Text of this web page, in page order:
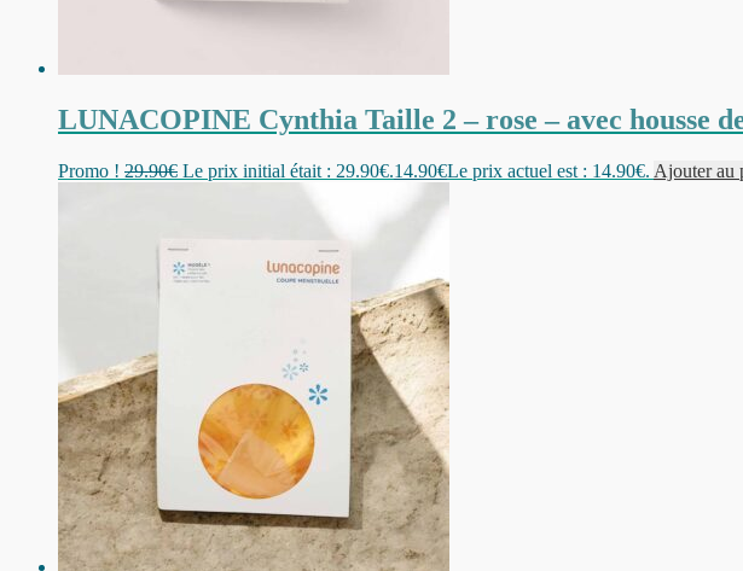
LUNACOPINE Cynthia Taille 2 – rose – avec housse
Promo ! 29.90€ Le prix initial était : 29.90€.14.90€Le prix actuel est : 14.90€. Ajouter au